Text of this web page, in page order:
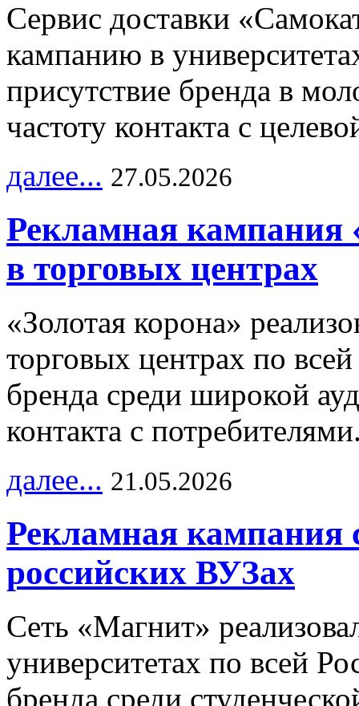
Сервис доставки
кампанию в
присутствие бренда в
частоту контакта с
далее... 27.05.2026
Рекламная кампания
в торговых центрах
«Золотая корона»
торговых центрах по
бренда среди широкой
контакта с
далее... 21.05.2026
Рекламная кампания
российских ВУЗах
Сеть «Магнит»
университетах по всей
бренда среди